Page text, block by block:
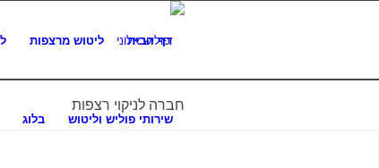
דף הבית ליטוש מרצפות
שירותי פוליש וליטוש בלוג
חברה לניקוי רצפות